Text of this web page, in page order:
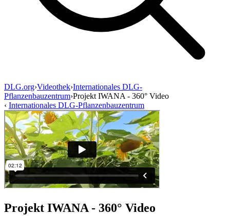
DLG.org›Videothek›Internationales DLG-
Pflanzenbauzentrum›Projekt IWANA - 360° Video
‹ Internationales DLG-Pflanzenbauzentrum
Projekt IWANA - 360° Video